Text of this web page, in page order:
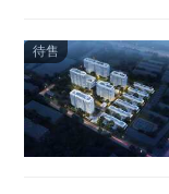
待售